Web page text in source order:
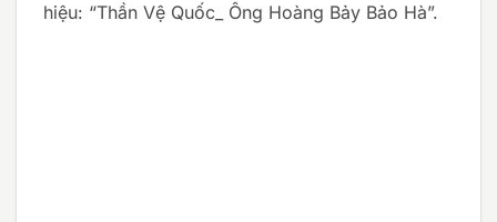
hiệu: “Thần Vệ Quốc_ Ông Hoàng Bảy Bảo Hà”.